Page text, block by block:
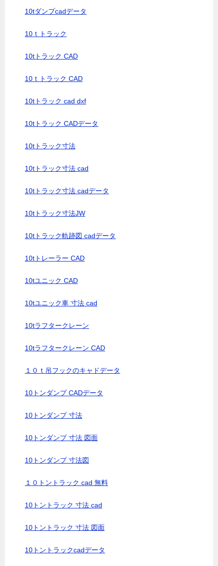
10tダンプcadデータ
10ｔトラック
10tトラック CAD
10ｔトラック CAD
10tトラック cad dxf
10tトラック CADデータ
10tトラック寸法
10tトラック寸法 cad
10tトラック寸法 cadデータ
10tトラック寸法JW
10tトラック軌跡図 cadデータ
10tトレーラー CAD
10tユニック CAD
10tユニック車 寸法 cad
10tラフタークレーン
10tラフタークレーン CAD
１０ｔ吊フックのキャドデータ
10トンダンプ CADデータ
10トンダンプ 寸法
10トンダンプ 寸法 図面
10トンダンプ 寸法図
１０トントラック cad 無料
10トントラック 寸法 cad
10トントラック 寸法 図面
10トントラックcadデータ